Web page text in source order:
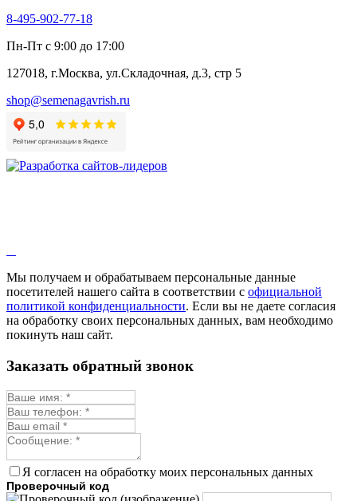
8-495-902-77-18
Пн-Пт с 9:00 до 17:00
127018, г.Москва, ул.Складочная, д.3, стр 5
shop@semenagavrish.ru
Мы получаем и обрабатываем персональные данные
посетителей нашего сайта в соответствии с официальной
политикой конфиденциальности. Если вы не даете согласия
на обработку своих персональных данных, вам необходимо
покинуть наш сайт.
Заказать обратный звонок
Я согласен на обработку моих персональных данных
Проверочный код